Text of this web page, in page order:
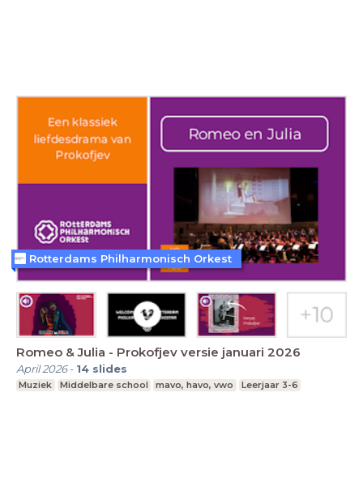
Romeo & Julia - Prokofjev versie januari 2026
April 2026- 14 slides
Muziek Middelbare school mavo, havo, vwo Leerjaar 3-6
Rotterdams Philharmonisch Orkest